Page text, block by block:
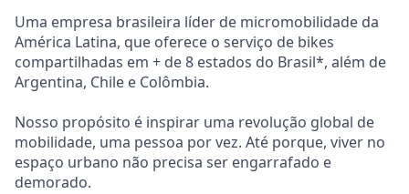
Uma empresa brasileira líder de micromobilidade da
América Latina, que oferece o serviço de bikes
compartilhadas em + de 8 estados do Brasil*, além de
Argentina, Chile e Colômbia.
Nosso propósito é inspirar uma revolução global de
mobilidade, uma pessoa por vez. Até porque, viver no
espaço urbano não precisa ser engarrafado e
demorado.